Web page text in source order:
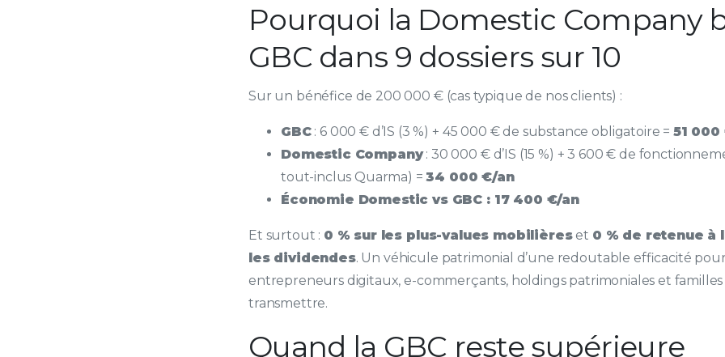
Pourquoi la Domestic Company
GBC dans 9 dossiers sur 10
Sur un bénéfice de 200 000 € (cas typique de nos clients) :
GBC: 6 000 € d’IS (3 %) + 45 000 € de substance obligatoire = 51 000
Domestic Company: 30 000 € d’IS (15 %) + 3 600 € de
tout-inclus Quarma) =34 000 €/an
Économie Domestic vs GBC : 17 400 €/an
Et surtout : 0 % sur les plus-values mobilièreset 0 % de retenue à
les dividendes. Un véhicule patrimonial d’une redoutable efficacité pour
entrepreneurs digitaux, e-commerçants, holdings patrimoniales et
transmettre.
Quand la GBC reste supérieure